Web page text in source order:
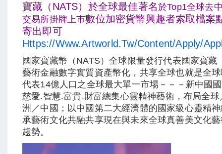
寶藏（NATS）於全球最佳著名於Top1全球去
交易所掛牌上市數位加密貨幣興趣者索取檔案
寄出即可
Https://www.artworld.tw/content/apply/
國家寶藏幣（NATS）全球限量發行代表國家寶藏
藝術金融數字實質資產幣化，共享全球也就是全
代表14億人口之全球最大單一市場－－－新中國
慈愛.智慧.富貴.財富總集心靈精神藝術，布局全
洲／中國；以中國第二大經濟體的國家級心靈精
承藝術文化共融共享現在與未來全球真善美文化
趨勢。